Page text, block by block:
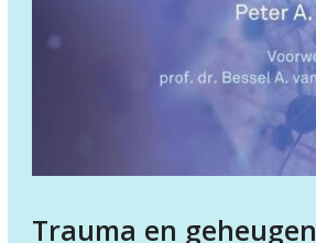
Trauma en geheugen